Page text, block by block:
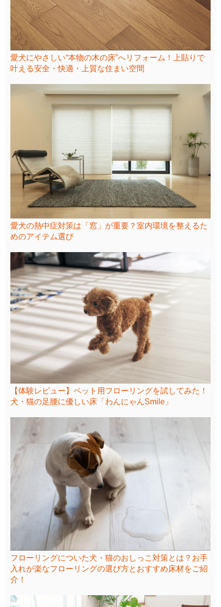
愛犬にやさしい“本物の木の床”へリフォーム！上貼りで
叶える安全・快適・上質な住まい空間
愛犬の熱中症対策は「窓」が重要？室内環境を整えるた
めのアイテム選び
【体験レビュー】ペット用フローリングを試してみた！
犬・猫の足腰に優しい床「わんにゃんSmile」
フローリングについた犬・猫のおしっこ対策とは？お手
入れが楽なフローリングの選び方とおすすめ床材をご紹
介！